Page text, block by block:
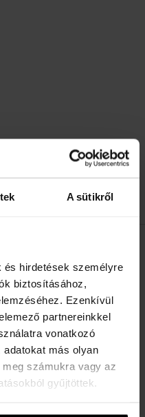
A sütikről
és hirdetések személyre
biztosításához,
Ezenkívül
partnereinkkel
vonatkozó
más olyan
számukra vagy az
gyűjtöttek.